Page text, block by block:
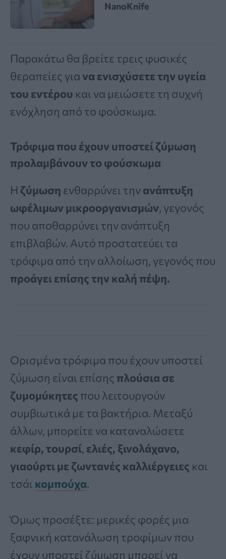
NanoKnife
Παρακάτω θα βρείτε τρεις φυσικές
θεραπείες γιανα ενισχύσετε την υγεία
του εντέρου και να μειώσετε τη συχνή
ενόχληση από το φούσκωμα.
Τρόφιμα που έχουν υποστεί ζύμωση
προλαμβάνουν το φούσκωμα
Η ζύμωση ενθαρρύνει την ανάπτυξη
ωφέλιμων μικροοργανισμών, γεγονός
που αποθαρρύνει την ανάπτυξη
επιβλαβών. Αυτό προστατεύει τα
τρόφιμα από την αλλοίωση, γεγονός που
προάγει επίσης την καλή πέψη.
Ορισμένα τρόφιμα που έχουν υποστεί
ζύμωση είναι επίσης πλούσια σε
ζυμομύκητες που λειτουργούν
συμβιωτικά με τα βακτήρια. Μεταξύ
άλλων, μπορείτε να καταναλώσετε
κεφίρ,τουρσί, ελιές, ξινολάχανο,
γιαούρτι με ζωντανές καλλιέργειες και
τσάι κομπούχα.
Όμως προσέξτε: μερικές φορές μια
ξαφνική κατανάλωση τροφίμων που
έχουν υποστεί ζύμωση μπορεί να